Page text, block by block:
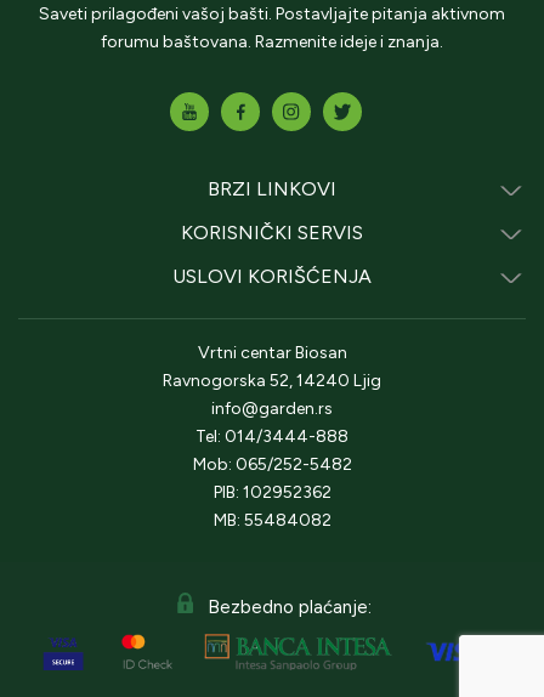
Saveti prilagođeni vašoj bašti. Postavljajte pitanja aktivnom
forumu baštovana. Razmenite ideje i znanja.
BRZI LINKOVI
KORISNIČKI SERVIS
USLOVI KORIŠĆENJA
Vrtni centar Biosan
Ravnogorska 52, 14240 Ljig
info@garden.rs
Tel: 014/3444-888
Mob: 065/252-5482
PIB: 102952362
MB: 55484082
Bezbedno plaćanje: